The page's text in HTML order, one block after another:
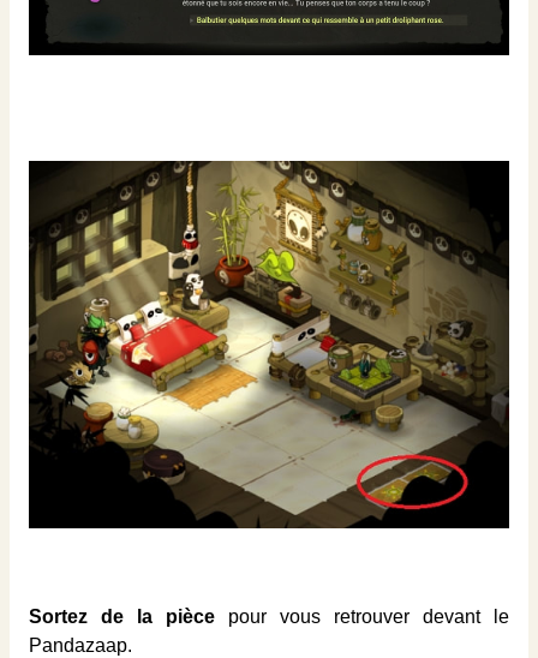
Sortez de la pièce pour vous retrouver devant le
Pandazaap.